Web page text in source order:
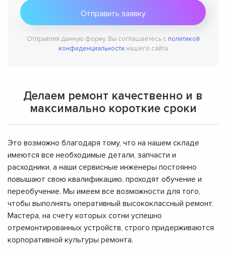
Отправляя данную форму, Вы соглашаетесь с политикой
конфиденциальности нашего сайта
Делаем ремонт качественно и в
максимально короткие сроки
Это возможно благодаря тому, что на нашем складе
имеются все необходимые детали, запчасти и
расходники, а наши сервисные инженеры постоянно
повышают свою квалификацию, проходят обучение и
переобучение. Мы имеем все возможности для того,
чтобы выполнять оперативный высококлассный ремонт.
Мастера, на счету которых сотни успешно
отремонтированных устройств, строго придерживаются
корпоративной культуры ремонта.